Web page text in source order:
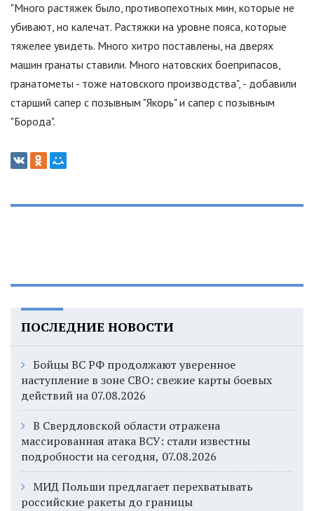
"Много растяжек было, противопехотных мин, которые не
убивают, но калечат. Растяжки на уровне пояса, которые
тяжелее увидеть. Много хитро поставлены, на дверях
машин гранаты ставили. Много натовских боеприпасов,
гранатометы - тоже натовского производства", - добавили
старший сапер с позывным "Якорь"и сапер с позывным
"Борода".
ПОСЛЕДНИЕ НОВОСТИ
Бойцы ВС РФ продолжают уверенное
наступление в зоне СВО: свежие карты боевых
действий на 07.08.2026
В Свердловской области отражена
массированная атака ВСУ: стали известны
подробности на сегодня, 07.08.2026
МИД Польши предлагает перехватывать
российские ракеты до границы